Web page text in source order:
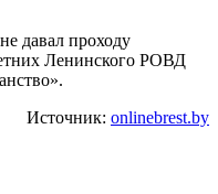
давал проходу
Ленинского РОВД
Источник: onlinebrest.by